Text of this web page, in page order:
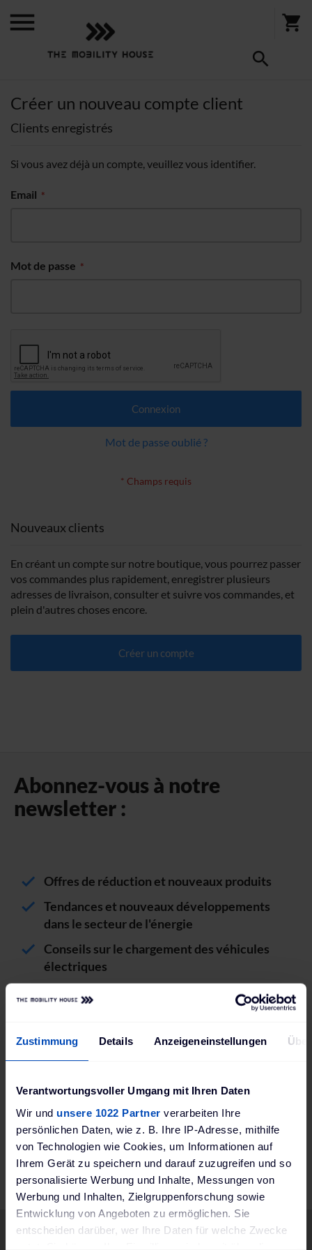
Zustimmung Details Anzeigeneinstellungen
Verantwortungsvoller Umgang mit Ihren Daten
Wir und unsere 1022 Partner verarbeiten Ihre
persönlichen Daten, wie z. B. Ihre IP-Adresse, mithilfe
von Technologien wie Cookies, um Informationen auf
Ihrem Gerät zu speichern und darauf zuzugreifen und so
personalisierte Werbung und Inhalte, Messungen von
Werbung und Inhalten, Zielgruppenforschung sowie
Entwicklung von Angeboten zu ermöglichen. Sie
entscheiden darüber, wer Ihre Daten für welche Zwecke
Créer un nouveau compte client
Clients enregistrés
Si vous avez déjà un compte, veuillez vous identifier.
Email
Mot de passe
Connexion
Mot de passe oublié ?
Nouveaux clients
En créant un compte sur notre boutique, vous pourrez passer
vos commandes plus rapidement, enregistrer plusieurs
adresses de livraison, consulter et suivre vos commandes, et
plein d'autres choses encore.
Créer un compte
Abonnez-vous à notre
newsletter :
Offres de réduction et nouveaux produits
Tendances et nouveaux développements
dans le secteur de l'énergie
Conseils sur le chargement des véhicules
électriques